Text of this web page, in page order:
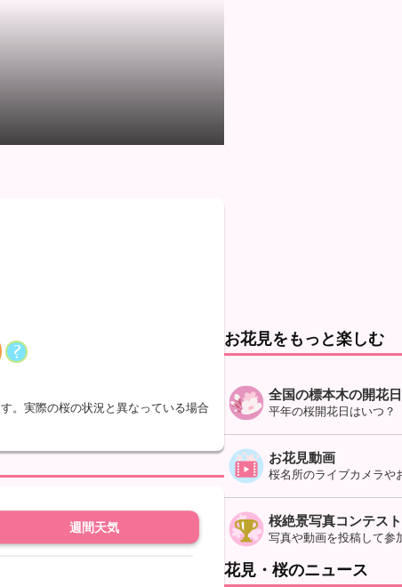
。実際の桜の状況と異なっている場合
週間天気
お花見をもっと楽しむ
全国の標本木の開花
平年の桜開花日はいつ？
お花見動画
桜名所のライブカメラや
桜絶景写真コンテスト
写真や動画を投稿して参
花見・桜のニュース